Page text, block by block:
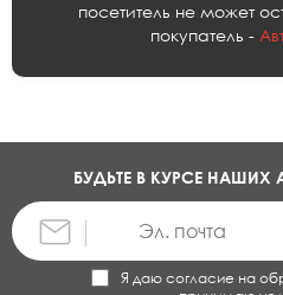
посетитель не может
покупатель -
БУДЬТЕ В КУРСЕ
Я даю согласие на